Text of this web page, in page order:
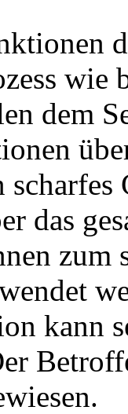
dem
das
zum
kann